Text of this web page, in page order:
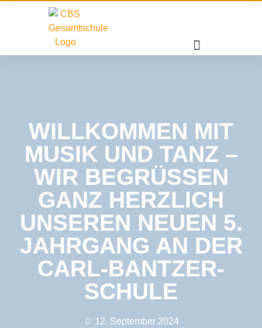
WILLKOMMEN MIT
MUSIK UND TANZ –
WIR BEGRÜSSEN G
ANZ HERZLICH U
NSEREN NEUEN 5. J
AHRGANG AN DER C
ARL-BANTZER-S
CHULE
12. September 2024